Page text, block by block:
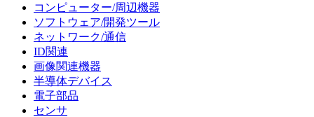
コンピューター/周辺機器
ソフトウェア/開発ツール
ネットワーク/通信
ID関連
画像関連機器
半導体デバイス
電子部品
センサ